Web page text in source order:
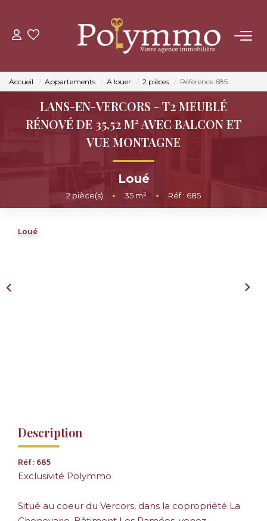
LOUER
ESTIMER
CONTACT
Accueil Appartements A louer 2 pièces Référence 685
LANS-EN-VERCORS - T2 MEUBLÉ
RÉNOVÉ DE 35,52 M² AVEC BALCON ET
VUE MONTAGNE
Loué
2 pièce(s) • 35 m² • Réf : 685
Loué
Description
Réf : 685
Exclusivité Polymmo
Situé au coeur du Vercors, dans la copropriété La